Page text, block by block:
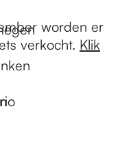
worden er
verkocht. Klik